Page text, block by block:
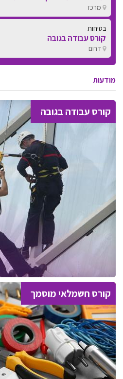
מרכז
בטיחות
קורס עבודה בגובה
דרום
מודעות
קורס עבודה בגובה
קורס חשמלאי מוסמך